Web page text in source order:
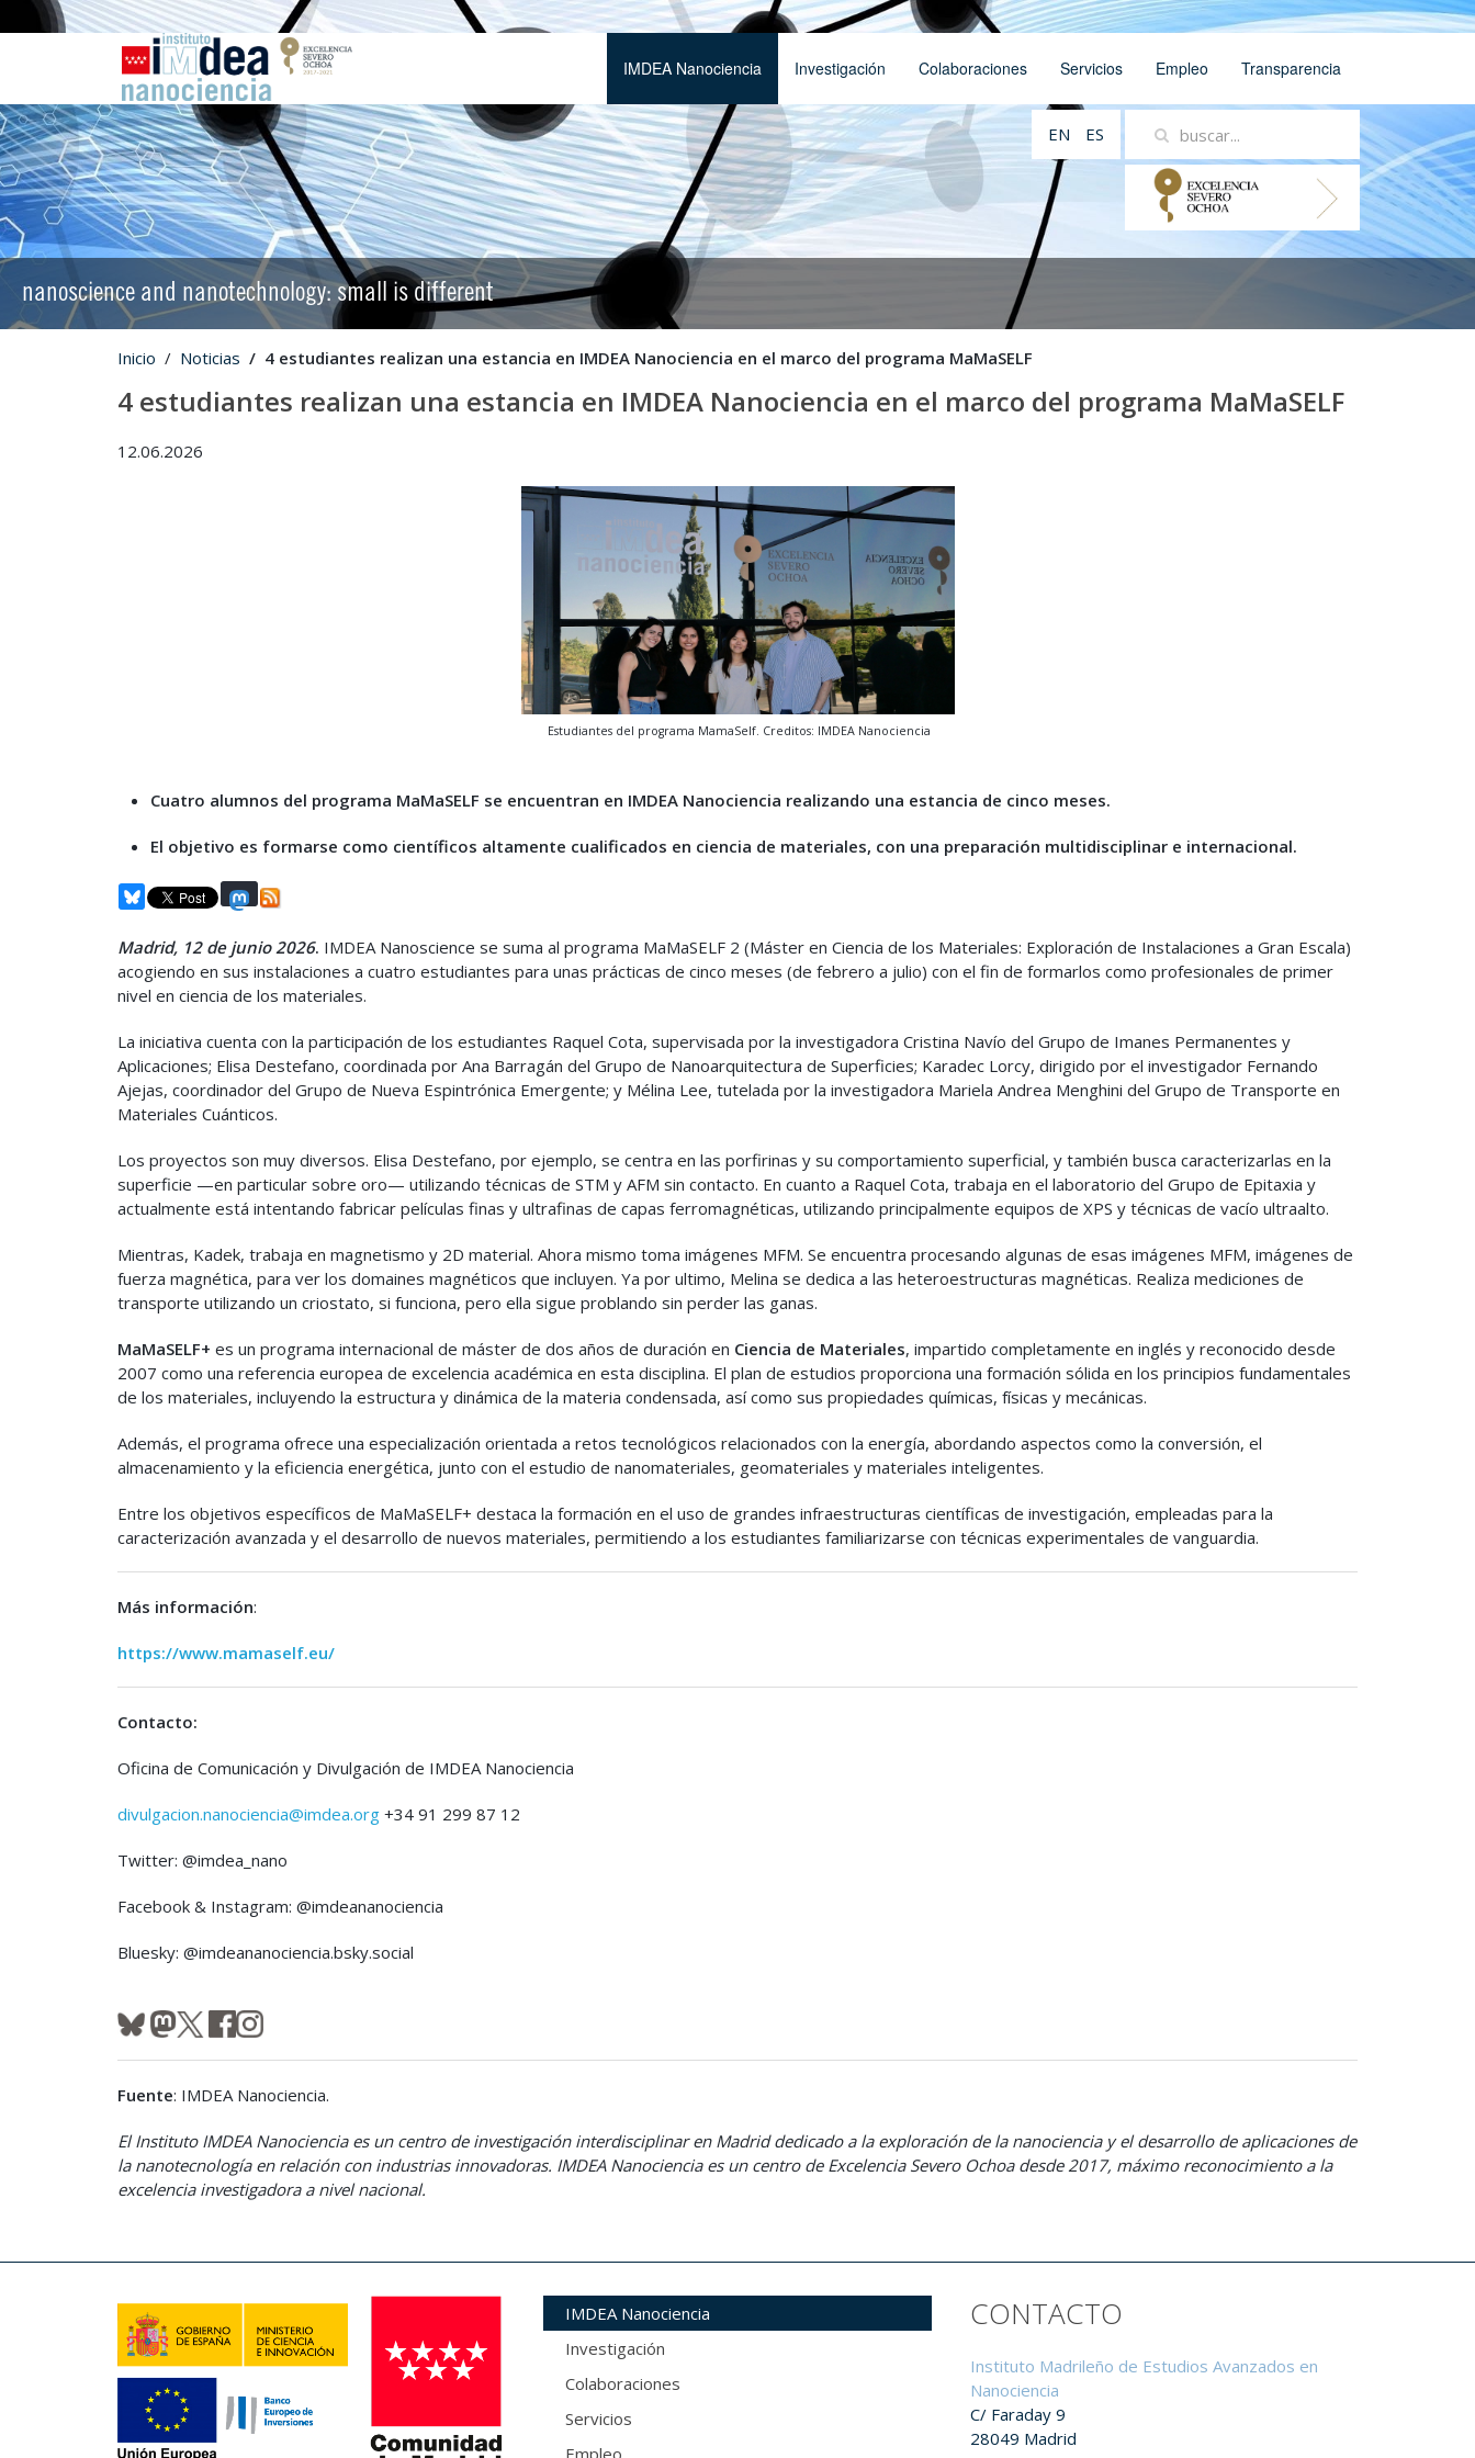
IMDEA Nanociencia Investigación Colaboraciones Servicios Empleo Transparencia
EN ES
nanoscience and nanotechnology: small is different
Inicio Noticias 4 estudiantes realizan una estancia en IMDEA Nanociencia en el marco del programa MaMaSELF
4 estudiantes realizan una estancia en IMDEA Nanociencia en el marco del programa MaMaSELF
12.06.2026
Estudiantes del programa MamaSelf. Creditos: IMDEA Nanociencia
Cuatro alumnos del programa MaMaSELF se encuentran en IMDEA Nanociencia realizando una estancia de cinco meses.
El objetivo es formarse como científicos altamente cualificados en ciencia de materiales, con una preparación multidisciplinar e internacional.
Madrid, 12 de junio 2026. IMDEA Nanoscience se suma al programa MaMaSELF 2 (Máster en Ciencia de los Materiales: Exploración de Instalaciones a Gran Escala)
acogiendo en sus instalaciones a cuatro estudiantes para unas prácticas de cinco meses (de febrero a julio) con el fin de formarlos como profesionales de primer
nivel en ciencia de los materiales.
La iniciativa cuenta con la participación de los estudiantes Raquel Cota, supervisada por la investigadora Cristina Navío del Grupo de Imanes Permanentes y
Aplicaciones; Elisa Destefano, coordinada por Ana Barragán del Grupo de Nanoarquitectura de Superficies; Karadec Lorcy, dirigido por el investigador Fernando
Ajejas, coordinador del Grupo de Nueva Espintrónica Emergente; y Mélina Lee, tutelada por la investigadora Mariela Andrea Menghini del Grupo de Transporte en
Materiales Cuánticos.
Los proyectos son muy diversos. Elisa Destefano, por ejemplo, se centra en las porfirinas y su comportamiento superficial, y también busca caracterizarlas en la
superficie —en particular sobre oro— utilizando técnicas de STM y AFM sin contacto. En cuanto a Raquel Cota, trabaja en el laboratorio del Grupo de Epitaxia y
actualmente está intentando fabricar películas finas y ultrafinas de capas ferromagnéticas, utilizando principalmente equipos de XPS y técnicas de vacío ultraalto.
Mientras, Kadek, trabaja en magnetismo y 2D material. Ahora mismo toma imágenes MFM. Se encuentra procesando algunas de esas imágenes MFM, imágenes de
fuerza magnética, para ver los domaines magnéticos que incluyen. Ya por ultimo, Melina se dedica a las heteroestructuras magnéticas. Realiza mediciones de
transporte utilizando un criostato, si funciona, pero ella sigue problando sin perder las ganas.
MaMaSELF+ es un programa internacional de máster de dos años de duración en Ciencia de Materiales, impartido completamente en inglés y reconocido desde
2007 como una referencia europea de excelencia académica en esta disciplina. El plan de estudios proporciona una formación sólida en los principios fundamentales
de los materiales, incluyendo la estructura y dinámica de la materia condensada, así como sus propiedades químicas, físicas y mecánicas.
Además, el programa ofrece una especialización orientada a retos tecnológicos relacionados con la energía, abordando aspectos como la conversión, el
almacenamiento y la eficiencia energética, junto con el estudio de nanomateriales, geomateriales y materiales inteligentes.
Entre los objetivos específicos de MaMaSELF+ destaca la formación en el uso de grandes infraestructuras científicas de investigación, empleadas para la
caracterización avanzada y el desarrollo de nuevos materiales, permitiendo a los estudiantes familiarizarse con técnicas experimentales de vanguardia.
Más información:
https://www.mamaself.eu/
Contacto:
Oficina de Comunicación y Divulgación de IMDEA Nanociencia
divulgacion.nanociencia@imdea.org +34 91 299 87 12
Twitter: @imdea_nano
Facebook & Instagram: @imdeananociencia
Bluesky: @imdeananociencia.bsky.social
Fuente: IMDEA Nanociencia.
El Instituto IMDEA Nanociencia es un centro de investigación interdisciplinar en Madrid dedicado a la exploración de la nanociencia y el desarrollo de aplicaciones de
la nanotecnología en relación con industrias innovadoras. IMDEA Nanociencia es un centro de Excelencia Severo Ochoa desde 2017, máximo reconocimiento a la
excelencia investigadora a nivel nacional.
IMDEA Nanociencia
Investigación
Colaboraciones
Servicios
CONTACTO
Instituto Madrileño de Estudios Avanzados en
Nanociencia
C/ Faraday 9
28049 Madrid